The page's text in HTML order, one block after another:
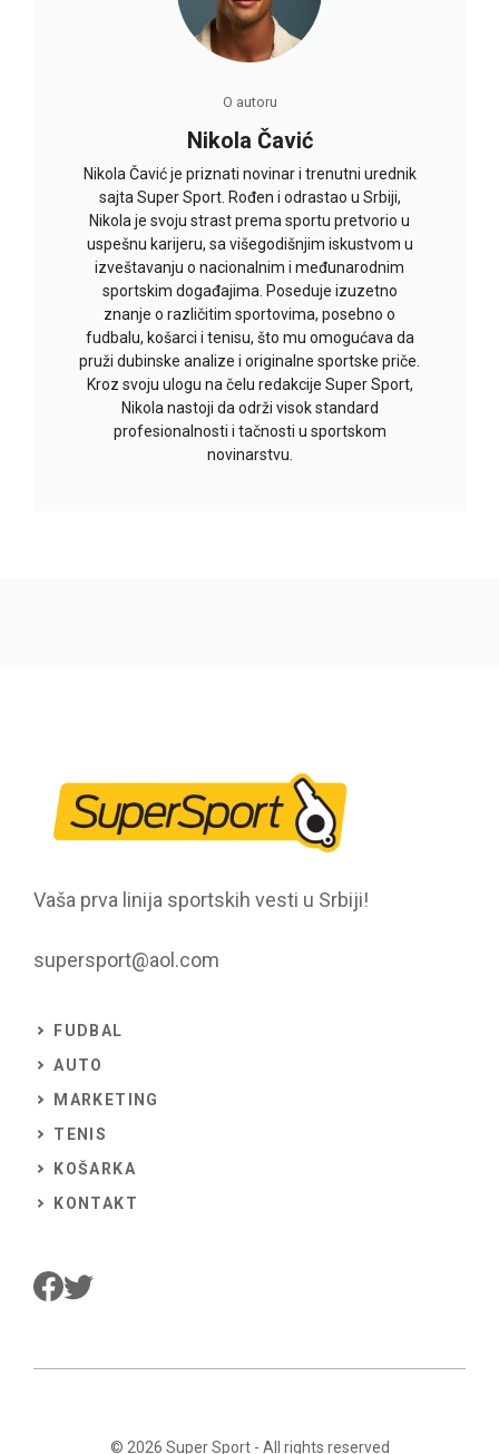
O autoru
Nikola Čavić
Nikola Čavić je priznati novinar i trenutni urednik
sajta Super Sport. Rođen i odrastao u Srbiji,
Nikola je svoju strast prema sportu pretvorio u
uspešnu karijeru, sa višegodišnjim iskustvom u
izveštavanju o nacionalnim i međunarodnim
sportskim događajima. Poseduje izuzetno
znanje o različitim sportovima, posebno o
fudbalu, košarci i tenisu, što mu omogućava da
pruži dubinske analize i originalne sportske priče.
Kroz svoju ulogu na čelu redakcije Super Sport,
Nikola nastoji da održi visok standard
profesionalnosti i tačnosti u sportskom
novinarstvu.
Vaša prva linija sportskih vesti u Srbiji!
supersport@aol.com
FUDBAL
AUTO
MARKETING
TENIS
KOŠARKA
KONTAKT
© 2026 Super Sport- All rights reserved